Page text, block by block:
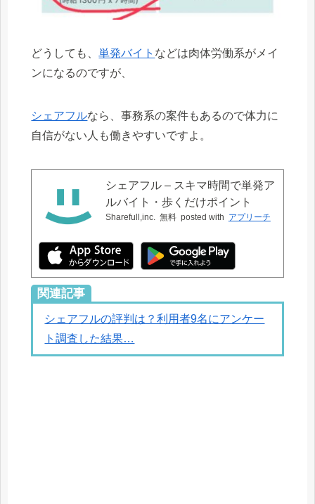
どうしても、単発バイト などは肉体労働系がメイ
ンになるのですが、
シェアフルなら、事務系の案件もあるので体力に
自信がない人も働きやすいですよ。
シェアフル – スキマ時間で単発ア
ルバイト・歩くだけポイント
Sharefull,inc. 無料 posted with アプリーチ
関連記事
シェアフルの評判は？利用者9名にアンケー
ト調査した結果…